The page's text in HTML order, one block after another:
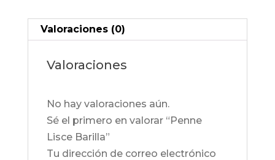
Valoraciones (0)
Valoraciones
No hay valoraciones aún.
Sé el primero en valorar “Penne
Lisce Barilla”
Tu dirección de correo electrónico